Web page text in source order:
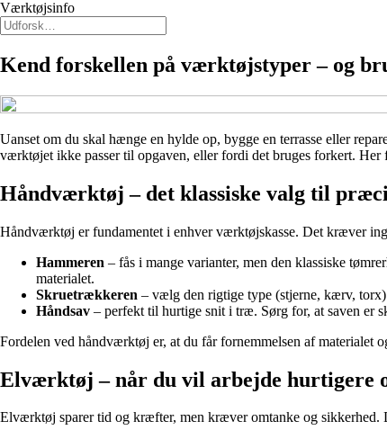
Værktøjsinfo
Kend forskellen på værktøjstyper – og
Uanset om du skal hænge en hylde op, bygge en terrasse eller
værktøjet ikke passer til opgaven, eller fordi det bruges forkert.
Håndværktøj – det klassiske valg til
Håndværktøj er fundamentet i enhver værktøjskasse. Det kræver
Hammeren – fås i mange varianter, men den klassiske
materialet.
Skruetrækkeren – vælg den rigtige type (stjerne, kærv,
Håndsav – perfekt til hurtige snit i træ. Sørg for, at saven er
Fordelen ved håndværktøj er, at du får fornemmelsen af materialet
Elværktøj – når du vil arbejde hurtigere
Elværktøj sparer tid og kræfter, men kræver omtanke og sikkerhed.